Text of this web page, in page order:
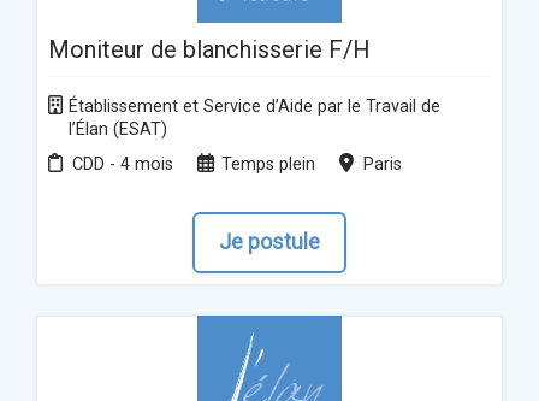
Moniteur de blanchisserie F/H
Établissement et Service d’Aide par le Travail de
l’Élan (ESAT)
CDD - 4 mois
Temps plein Paris
Je postule